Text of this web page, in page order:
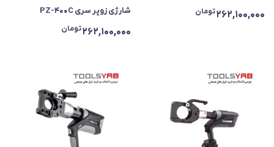
262,100,000تومان
شارژی زوپر سری PZ-400C
262,100,000تومان